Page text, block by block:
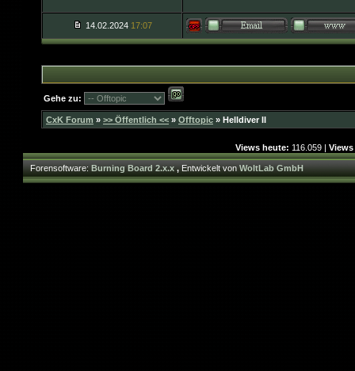
14.02.2024 17:07
Gehe zu:
CxK Forum » >> Öffentlich << » Offtopic » Helldiver II
Views heute: 116.059 |
Forensoftware:Burning Board 2.x.x,Entwickelt vonWoltLab GmbH